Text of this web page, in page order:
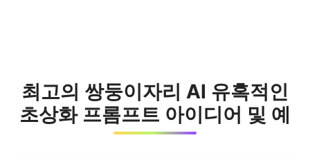
최고의 쌍둥이자리 AI 유혹적인
초상화 프롬프트 아이디어 및 예